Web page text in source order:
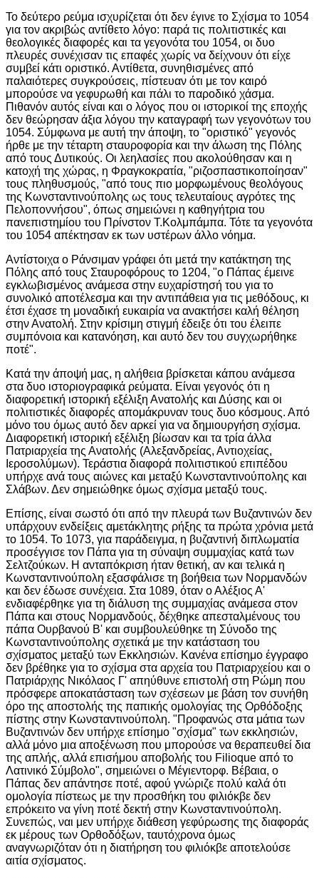
Το δεύτερο ρεύμα ισχυρίζεται ότι δεν έγινε το Σχίσμα το 1054
για τον ακριβώς αντίθετο λόγο: παρά τις πολιτιστικές και
θεολογικές διαφορές και τα γεγονότα του 1054, οι δυο
πλευρές συνέχισαν τις επαφές χωρίς να δείχνουν ότι είχε
συμβεί κάτι οριστικό. Αντίθετα, συνηθισμένες από
παλαιότερες συγκρούσεις, πίστευαν ότι με τον καιρό
μπορούσε να γεφυρωθή και πάλι το παροδικό χάσμα.
Πιθανόν αυτός είναι και ο λόγος που οι ιστορικοί της εποχής
δεν θεώρησαν άξια λόγου την καταγραφή των γεγονότων του
1054. Σύμφωνα με αυτή την άποψη, το "οριστικό" γεγονός
ήρθε με την τέταρτη σταυροφορία και την άλωση της Πόλης
από τους Δυτικούς. Οι λεηλασίες που ακολούθησαν και η
κατοχή της χώρας, η Φραγκοκρατία, "ριζοσπαστικοποίησαν"
τους πληθυσμούς, "από τους πιο μορφωμένους θεολόγους
της Κωνσταντινούπολης ως τους τελευταίους αγρότες της
Πελοποννήσου", όπως σημειώνει η καθηγήτρια του
πανεπιστημίου του Πρίνστον Τ.Κολμπάμπα. Τότε τα γεγονότα
του 1054 απέκτησαν εκ των υστέρων άλλο νόημα.
Αντίστοιχα ο Ράνσιμαν γράφει ότι μετά την κατάκτηση της
Πόλης από τους Σταυροφόρους το 1204, "ο Πάπας έμεινε
εγκλωβισμένος ανάμεσα στην ευχαρίστησή του για το
συνολικό αποτέλεσμα και την αντιπάθεια για τις μεθόδους, κι
έτσι έχασε τη μοναδική ευκαιρία να ανακτήσει καλή θέληση
στην Ανατολή. Στην κρίσιμη στιγμή έδειξε ότι του έλειπε
συμπόνοια και κατανόηση, και αυτό δεν του συγχωρήθηκε
ποτέ".
Κατά την άποψή μας, η αλήθεια βρίσκεται κάπου ανάμεσα
στα δυο ιστοριογραφικά ρεύματα. Είναι γεγονός ότι η
διαφορετική ιστορική εξέλιξη Ανατολής και Δύσης και οι
πολιτιστικές διαφορές απομάκρυναν τους δυο κόσμους. Από
μόνο του όμως αυτό δεν αρκεί για να δημιουργήση σχίσμα.
Διαφορετική ιστορική εξέλιξη βίωσαν και τα τρία άλλα
Πατριαρχεία της Ανατολής (Αλεξανδρείας, Αντιοχείας,
Ιεροσολύμων). Τεράστια διαφορά πολιτιστικού επιπέδου
υπήρχε ανά τους αιώνες και μεταξύ Κωνσταντινούπολης και
Σλάβων. Δεν σημειώθηκε όμως σχίσμα μεταξύ τους.
Επίσης, είναι σωστό ότι από την πλευρά των Βυζαντινών δεν
υπάρχουν ενδείξεις αμετάκλητης ρήξης τα πρώτα χρόνια μετά
το 1054. Το 1073, για παράδειγμα, η βυζαντινή διπλωματία
προσέγγισε τον Πάπα για τη σύναψη συμμαχίας κατά των
Σελτζούκων. Η ανταπόκριση ήταν θετική, αν και τελικά η
Κωνσταντινούπολη εξασφάλισε τη βοήθεια των Νορμανδών
και δεν έδωσε συνέχεια. Στα 1089, όταν ο Αλέξιος Α'
ενδιαφέρθηκε για τη διάλυση της συμμαχίας ανάμεσα στον
Πάπα και στους Νορμανδούς, δέχθηκε απεσταλμένους του
πάπα Ουρβανού Β' και συμβουλεύθηκε τη Σύνοδο της
Κωνσταντινούπολης σχετικά με την κατάσταση του
σχίσματος μεταξύ των Εκκλησιών. Κανένα επίσημο έγγραφο
δεν βρέθηκε για το σχίσμα στα αρχεία του Πατριαρχείου και ο
Πατριάρχης Νικόλαος Γ' απηύθυνε επιστολή στη Ρώμη που
πρόσφερε αποκατάσταση των σχέσεων με βάση τον συνήθη
όρο της αποστολής της παπικής ομολογίας της Ορθόδοξης
πίστης στην Κωνσταντινούπολη. "Προφανώς στα μάτια των
Βυζαντινών δεν υπήρχε επίσημο "σχίσμα" των εκκλησιών,
αλλά μόνο μια αποξένωση που μπορούσε να θεραπευθεί δια
της απλής, αλλά επισήμου αποβολής του Filioque από το
Λατινικό Σύμβολο", σημειώνει ο Μέγιεντορφ. Βέβαια, ο
Πάπας δεν απάντησε ποτέ, αφού γνώριζε πολύ καλά ότι
ομολογία πίστεως με την προσθήκη του φιλιόκβε δεν
επρόκειτο να γίνη ποτέ δεκτή στην Κωνσταντινούπολη.
Συνεπώς, ναι μεν υπήρχε διάθεση γεφύρωσης της διαφοράς
εκ μέρους των Ορθοδόξων, ταυτόχρονα όμως
αναγνωριζόταν ότι η διατήρηση του φιλιόκβε αποτελούσε
αιτία σχίσματος.